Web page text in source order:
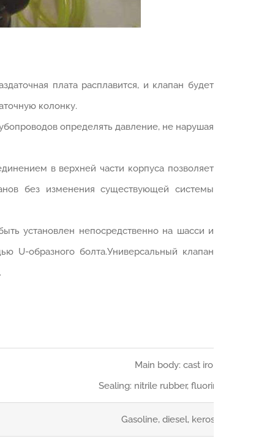
плата расплавится, и клапан будет
колонку.
определять давление, не нарушая
в верхней части корпуса позволяет
без изменения существующей системы
установлен непосредственно на шасси и
U-образного болта.Универсальный клапан
Main body: cast iron
Sealing: nitrile rubber, fluorine rubber
Gasoline, diesel, kerosene